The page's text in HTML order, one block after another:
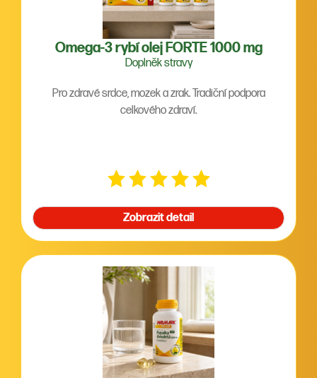
Omega-3 rybí olej FORTE 1000 mg
Doplněk stravy
Pro zdravé srdce, mozek a zrak. Tradiční podpora
celkového zdraví.
Zobrazit detail